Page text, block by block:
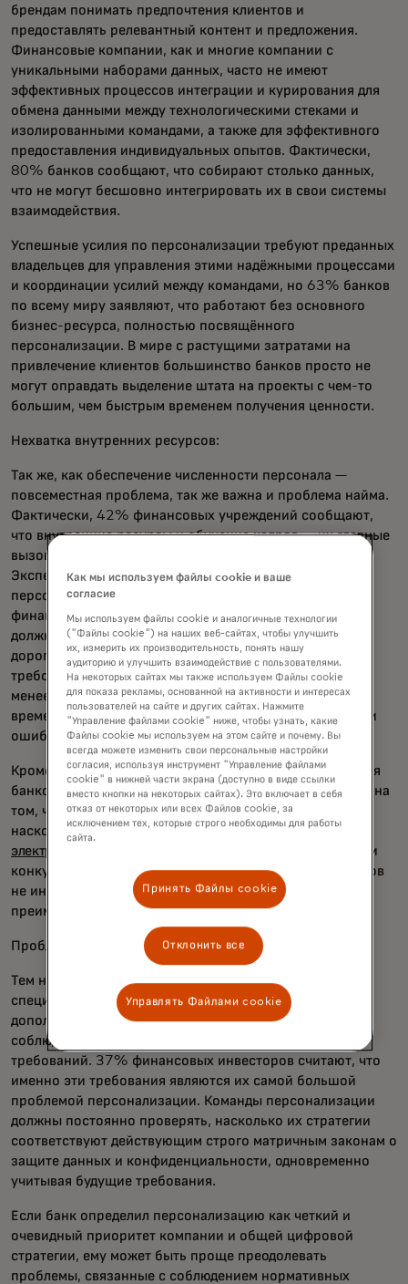
брендам понимать предпочтения клиентов и
предоставлять релевантный контент и предложения.
Финансовые компании, как и многие компании с
уникальными наборами данных, часто не имеют
эффективных процессов интеграции и курирования для
обмена данными между технологическими стеками и
изолированными командами, а также для эффективного
предоставления индивидуальных опытов. Фактически,
80% банков сообщают, что собирают столько данных,
что не могут бесшовно интегрировать их в свои системы
взаимодействия.
Успешные усилия по персонализации требуют преданных
владельцев для управления этими надёжными процессами
и координации усилий между командами, но 63% банков
по всему миру заявляют, что работают без основного
бизнес-ресурса, полностью посвящённого
персонализации. В мире с растущими затратами на
привлечение клиентов большинство банков просто не
могут оправдать выделение штата на проекты с чем-то
большим, чем быстрым временем получения ценности.
Нехватка внутренних ресурсов:
Так же, как обеспечение численности персонала —
повсеместная проблема, так же важна и проблема найма.
Фактически, 42% финансовых учреждений сообщают,
что внутренние ресурсы и обучение кадров — их главные
вызовы при внедрении эффективной персонализации.
Экспертиза, необходимая для успешных программ
персонализации, пока не разработана массово для
финансовых инвесторов, что делает найм этих
должностей для банков ещё более сложным и
дорогостоящим. Кандидаты, полностью понимающие
требования, нанимают с премиальной ценой, тогда как
менее опытные программы требуют увеличенного
времени адаптации и больше возможностей для проб и
ошибок.
Кроме того, портфельно-ориентированная организация
банков означает, что сотрудники чаще сосредоточены на
том, чтобы вся программа процветала, а не на том,
насколько клиенты кликают поперсонализированному
электронному почте
. Поскольку другие возможности
конкурируют за время и внимание, большинство банков
не инвестировали в развитие прогрессивного
преимущества персонализации.
Проблемы с соблюдением нормативных требований:
Тем не менее, банки, которые вкладывают ресурсы в
специализированные программы, быстро получают
дополнительное время и внимание, необходимые для
соблюдения строгих юридических и нормативных
требований. 37% финансовых инвесторов считают, что
именно эти требования являются их самой большой
проблемой персонализации. Команды персонализации
должны постоянно проверять, насколько их стратегии
соответствуют действующим строго матричным законам о
защите данных и конфиденциальности, одновременно
учитывая будущие требования.
Если банк определил персонализацию как четкий и
очевидный приоритет компании и общей цифровой
стратегии, ему может быть проще преодолевать
проблемы, связанные с соблюдением нормативных
Как мы используем файлы cookie и ваше
согласие
Мы используем файлы cookie и аналогичные технологии
("Файлы cookie") на наших веб-сайтах, чтобы улучшить
их, измерить их производительность, понять нашу
аудиторию и улучшить взаимодействие с пользователями.
На некоторых сайтах мы также используем Файлы cookie
для показа рекламы, основанной на активности и интересах
пользователей на сайте и других сайтах. Нажмите
"Управление файлами cookie" ниже, чтобы узнать, какие
Файлы cookie мы используем на этом сайте и почему. Вы
всегда можете изменить свои персональные настройки
согласия, используя инструмент "Управление файлами
cookie" в нижней части экрана (доступно в виде ссылки
вместо кнопки на некоторых сайтах). Это включает в себя
отказ от некоторых или всех Файлов cookie, за
исключением тех, которые строго необходимы для работы
сайта.
Принять Файлы cookie
Отклонить все
Управлять Файлами cookie